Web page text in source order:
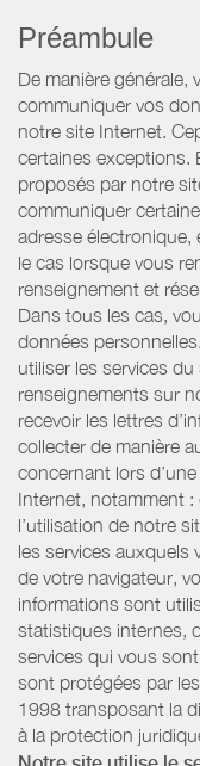
Préambule
De manière générale,
communiquer vos
notre site Internet.
certaines exceptions.
proposés par notre
communiquer
adresse électronique,
le cas lorsque vous
renseignement et
Dans tous les cas,
données
utiliser les services
renseignements sur
recevoir les lettres
collecter de manière
concernant lors
Internet, notamment
l’utilisation de notre
les services auxquels
de votre navigateur,
informations sont
statistiques internes,
services qui vous
sont protégées par
1998 transposant la
à la protection